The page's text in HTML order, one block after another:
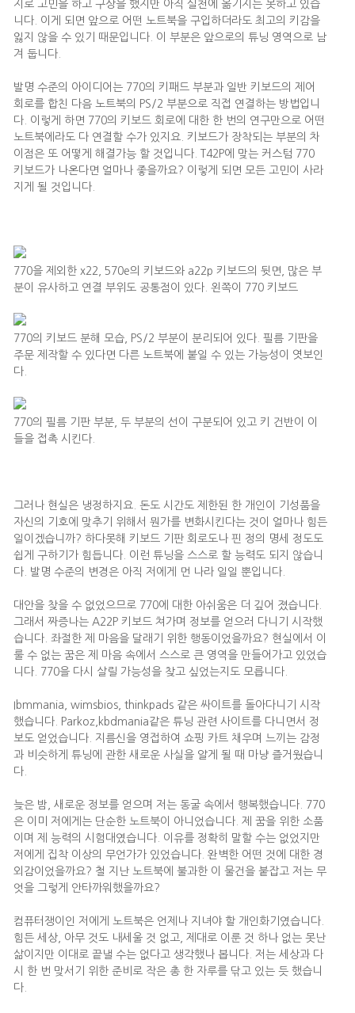
지로 고민을 하고 구상을 했지만 아직 실천에 옮기지는 못하고 있습
니다. 이게 되면 앞으로 어떤 노트북을 구입하더라도 최고의 키감을
잃지 않을 수 있기 때문입니다. 이 부분은 앞으로의 튜닝 영역으로 남
겨 둡니다.
발명 수준의 아이디어는 770의 키패드 부분과 일반 키보드의 제어
회로를 합친 다음 노트북의 PS/2 부분으로 직접 연결하는 방법입니
다. 이렇게 하면 770의 키보드 회로에 대한 한 번의 연구만으로 어떤
노트북에라도 다 연결할 수가 있지요. 키보드가 장착되는 부분의 차
이점은 또 어떻게 해결가능 할 것입니다. T42P에 맞는 커스텀 770
키보드가 나온다면 얼마나 좋을까요? 이렇게 되면 모든 고민이 사라
지게 될 것입니다.
770을 제외한 x22, 570e의 키보드와 a22p 키보드의 뒷면, 많은 부
분이 유사하고 연결 부위도 공통점이 있다. 왼쪽이 770 키보드
770의 키보드 분해 모습, PS/2 부분이 분리되어 있다. 필름 기판을
주문 제작할 수 있다면 다른 노트북에 붙일 수 있는 가능성이 엿보인
다.
770의 필름 기판 부분, 두 부분의 선이 구분되어 있고 키 건반이 이
들을 접촉 시킨다.
그러나 현실은 냉정하지요. 돈도 시간도 제한된 한 개인이 기성품을
자신의 기호에 맞추기 위해서 뭔가를 변화시킨다는 것이 얼마나 힘든
일이겠습니까? 하다못해 키보드 기판 회로도나 핀 정의 명세 정도도
쉽게 구하기가 힘듭니다. 이런 튜닝을 스스로 할 능력도 되지 않습니
다. 발명 수준의 변경은 아직 저에게 먼 나라 일일 뿐입니다.
대안을 찾을 수 없었으므로 770에 대한 아쉬움은 더 깊어 졌습니다.
그래서 짜증나는 A22P 키보드 쳐가며 정보를 얻으러 다니기 시작했
습니다. 좌절한 제 마음을 달래기 위한 행동이었을까요? 현실에서 이
룰 수 없는 꿈은 제 마음 속에서 스스로 큰 영역을 만들어가고 있었습
니다. 770을 다시 살릴 가능성을 찾고 싶었는지도 모릅니다.
Ibmmania, wimsbios, thinkpads 같은 싸이트를 돌아다니기 시작
했습니다. Parkoz,kbdmania같은 튜닝 관련 사이트를 다니면서 정
보도 얻었습니다. 지름신을 영접하여 쇼핑 카트 채우며 느끼는 감정
과 비슷하게 튜닝에 관한 새로운 사실을 알게 될 때 마냥 즐거웠습니
다.
늦은 밤, 새로운 정보를 얻으며 저는 동굴 속에서 행복했습니다. 770
은 이미 저에게는 단순한 노트북이 아니었습니다. 제 꿈을 위한 소품
이며 제 능력의 시험대였습니다. 이유를 정확히 말할 수는 없었지만
저에게 집착 이상의 무언가가 있었습니다. 완벽한 어떤 것에 대한 경
외감이었을까요? 철 지난 노트북에 불과한 이 물건을 붙잡고 저는 무
엇을 그렇게 안타까워했을까요?
컴퓨터쟁이인 저에게 노트북은 언제나 지녀야 할 개인화기였습니다.
힘든 세상, 아무 것도 내세울 것 없고, 제대로 이룬 것 하나 없는 못난
삶이지만 이대로 끝낼 수는 없다고 생각했나 봅니다. 저는 세상과 다
시 한 번 맞서기 위한 준비로 작은 총 한 자루를 닦고 있는 듯 했습니
다.